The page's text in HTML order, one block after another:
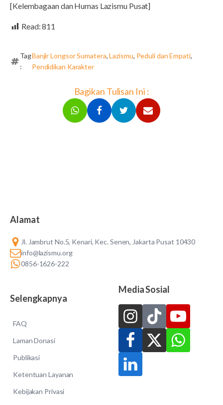
[Kelembagaan dan Humas Lazismu Pusat]
Read:811
Tag
:
Banjir Longsor Sumatera,Lazismu, Peduli dan Empati,
Pendidikan Karakter
Bagikan Tulisan Ini :
Alamat
Jl. Jambrut No.5, Kenari, Kec. Senen, Jakarta Pusat 10430
info@lazismu.org
0856-1626-222
Selengkapnya
FAQ
Laman Donasi
Publikasi
Ketentuan Layanan
Kebijakan Privasi
Media Sosial